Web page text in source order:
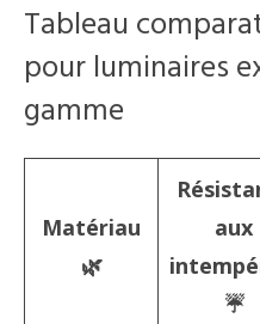
Tableau
pour luminaires
gamme
Matériau
🌿
aux
☔